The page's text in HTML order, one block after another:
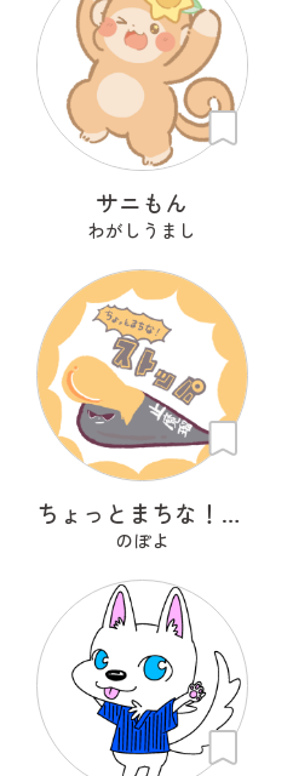
サニもん
わがしうまし
ちょっとまちな！ ストッパ
のぽよ